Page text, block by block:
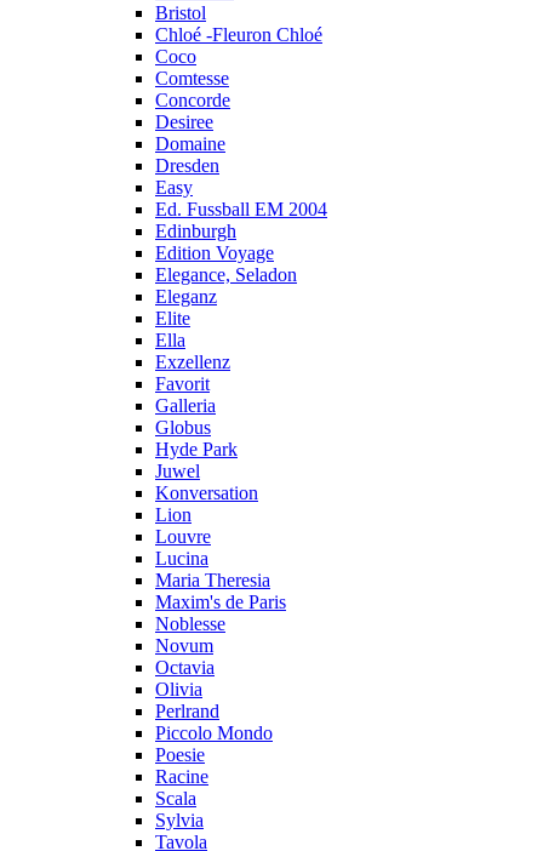
Bristol
Chloé -Fleuron Chloé
Coco
Comtesse
Concorde
Desiree
Domaine
Dresden
Easy
Ed. Fussball EM 2004
Edinburgh
Edition Voyage
Elegance, Seladon
Eleganz
Elite
Ella
Exzellenz
Favorit
Galleria
Globus
Hyde Park
Juwel
Konversation
Lion
Louvre
Lucina
Maria Theresia
Maxim's de Paris
Noblesse
Novum
Octavia
Olivia
Perlrand
Piccolo Mondo
Poesie
Racine
Scala
Sylvia
Tavola